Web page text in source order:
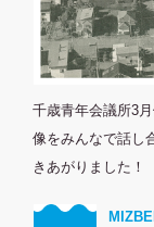
千歳青年会議所3
像をみんなで話し
きあがりました！